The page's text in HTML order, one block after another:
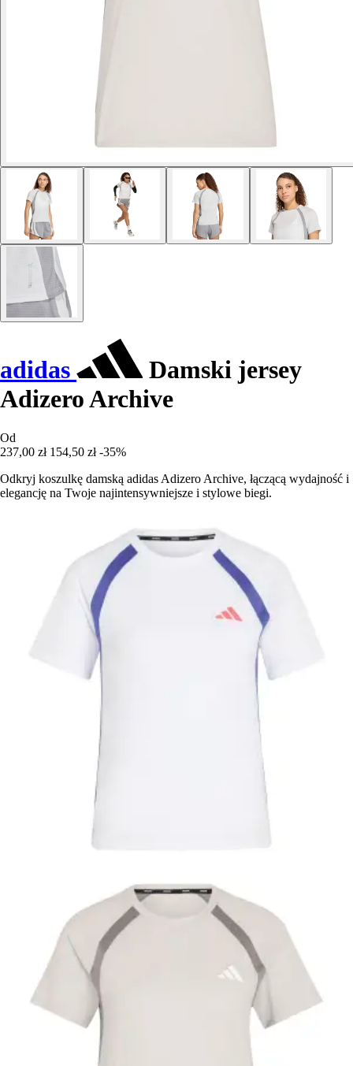
adidas
Damski jersey
Adizero Archive
Od
237,00 zł 154,50 zł -35%
Odkryj koszulkę damską adidas Adizero Archive, łączącą wydajność i
elegancję na Twoje najintensywniejsze i stylowe biegi.